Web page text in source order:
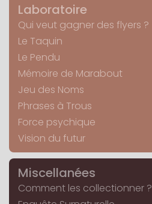
Laboratoire
Qui veut gagner des flyers ?
Le Taquin
Le Pendu
Mémoire de Marabout
Jeu des Noms
Phrases à Trous
Force psychique
Vision du futur
Miscellanées
Comment les collectionner ?